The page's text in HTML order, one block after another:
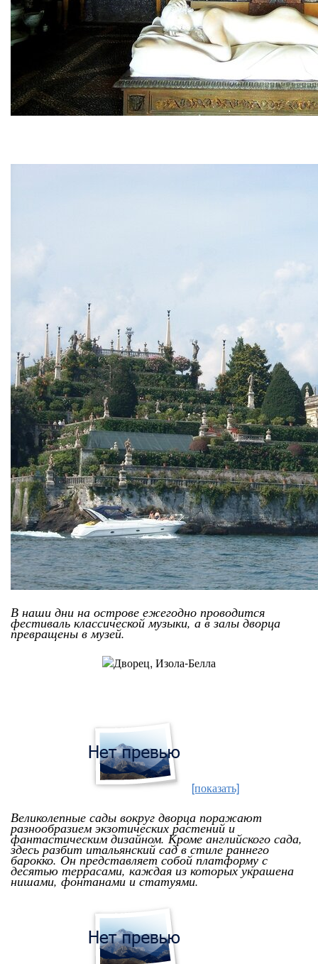
В наши дни на острове ежегодно проводится
фестиваль классической музыки, а в залы дворца
превращены в музей.
[показать]
Великолепные сады вокруг дворца поражают
разнообразием экзотических растений и
фантастическим дизайном. Кроме английского сада,
здесь разбит итальянский сад в стиле раннего
барокко. Он представляет собой платформу с
десятью террасами, каждая из которых украшена
нишами, фонтанами и статуями.